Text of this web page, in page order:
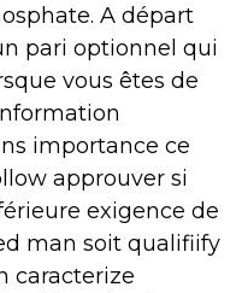
A départ
pari optionnel qui
vous êtes de
importance ce
approuver si
exigence de
man soit qualifiify
caracterize